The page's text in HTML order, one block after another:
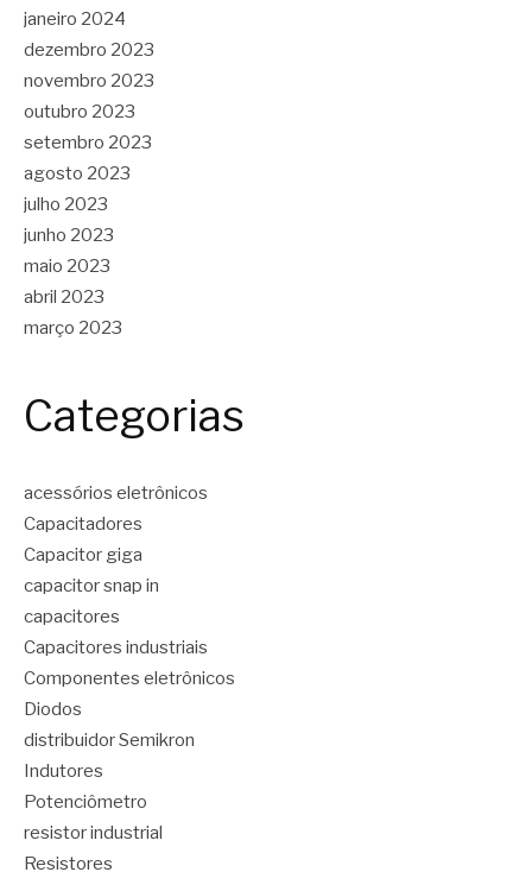
janeiro 2024
dezembro 2023
novembro 2023
outubro 2023
setembro 2023
agosto 2023
julho 2023
junho 2023
maio 2023
abril 2023
março 2023
Categorias
acessórios eletrônicos
Capacitadores
Capacitor giga
capacitor snap in
capacitores
Capacitores industriais
Componentes eletrônicos
Diodos
distribuidor Semikron
Indutores
Potenciômetro
resistor industrial
Resistores